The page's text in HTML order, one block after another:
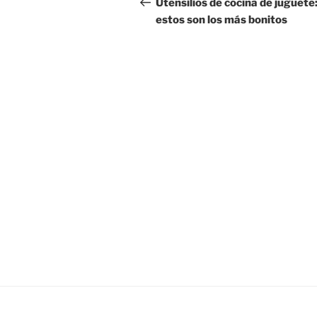
entradas
Utensilios de cocina de juguete:
estos son los más bonitos